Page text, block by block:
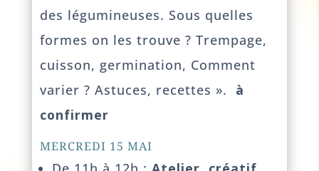
des légumineuses. Sous quelles
formes on les trouve ? Trempage,
cuisson, germination, Comment
varier ? Astuces, recettes ». à
confirmer
MERCREDI 15 MAI